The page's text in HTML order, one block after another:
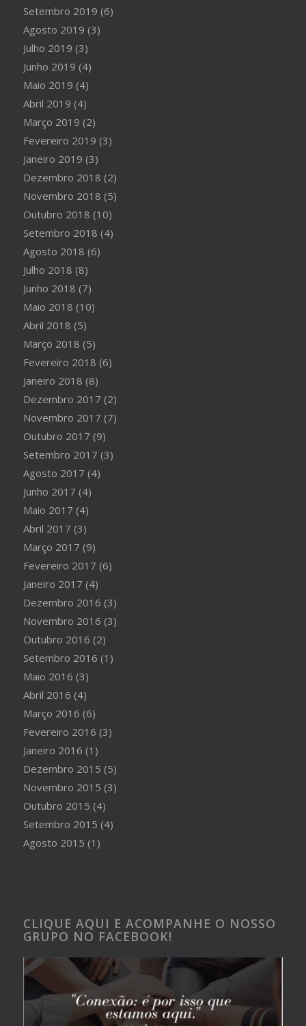
Setembro 2019 (6)
Agosto 2019 (3)
Julho 2019 (3)
Junho 2019 (4)
Maio 2019 (4)
Abril 2019 (4)
Março 2019 (2)
Fevereiro 2019 (3)
Janeiro 2019 (3)
Dezembro 2018 (2)
Novembro 2018 (5)
Outubro 2018 (10)
Setembro 2018 (4)
Agosto 2018 (6)
Julho 2018 (8)
Junho 2018 (7)
Maio 2018 (10)
Abril 2018 (5)
Março 2018 (5)
Fevereiro 2018 (6)
Janeiro 2018 (8)
Dezembro 2017 (2)
Novembro 2017 (7)
Outubro 2017 (9)
Setembro 2017 (3)
Agosto 2017 (4)
Junho 2017 (4)
Maio 2017 (4)
Abril 2017 (3)
Março 2017 (9)
Fevereiro 2017 (6)
Janeiro 2017 (4)
Dezembro 2016 (3)
Novembro 2016 (3)
Outubro 2016 (2)
Setembro 2016 (1)
Maio 2016 (3)
Abril 2016 (4)
Março 2016 (6)
Fevereiro 2016 (3)
Janeiro 2016 (1)
Dezembro 2015 (5)
Novembro 2015 (3)
Outubro 2015 (4)
Setembro 2015 (4)
Agosto 2015 (1)
CLIQUE AQUI E ACOMPANHE O NOSSO
GRUPO NO FACEBOOK!